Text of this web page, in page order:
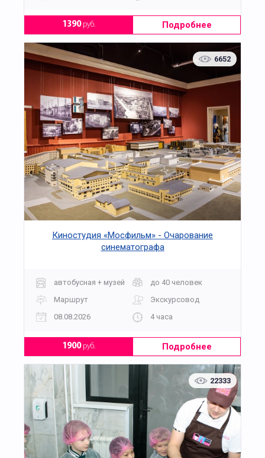
1390руб. Подробнее
6652
Киностудия «Мосфильм» - Очарование
синематографа
автобусная + музей
до 40 человек
Маршрут
Экскурсовод
08.08.2026
4 часа
1900руб. Подробнее
22333